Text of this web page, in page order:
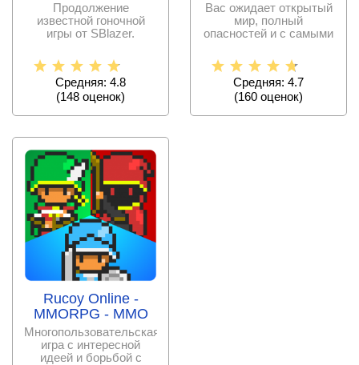
Продолжение
известной гоночной
игры от SBlazer.
Средняя: 4.8
(148 оценок)
Вас ожидает открытый
мир, полный
опасностей и с самыми
динозаврами! Здесь
Средняя: 4.7
(160 оценок)
Rucoy Online -
MMORPG - MMO
Многопользовательская
игра с интересной
идеей и борьбой с